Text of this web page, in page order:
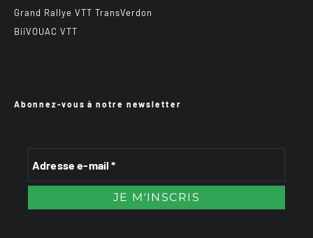
Grand Rallye VTT TransVerdon
BiiVOUAC VTT
Abonnez-vous à notre newsletter